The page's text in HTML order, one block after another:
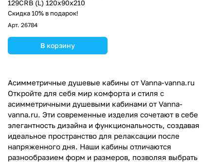
129CRB (L) 120x90x210
Скидка 10% в подарок!
Арт. 26784
В корзину
Асимметричные душевые кабины от Vanna-vanna.ru
Откройте для себя мир комфорта и стиля с
асимметричными душевыми кабинами от Vanna-
vanna.ru. Эти современные изделия сочетают в себе
элегантность дизайна и функциональность, создавая
идеальное пространство для релаксации после
напряженного дня. Наши кабины отличаются
разнообразием форм и размеров, позволяя выбрать